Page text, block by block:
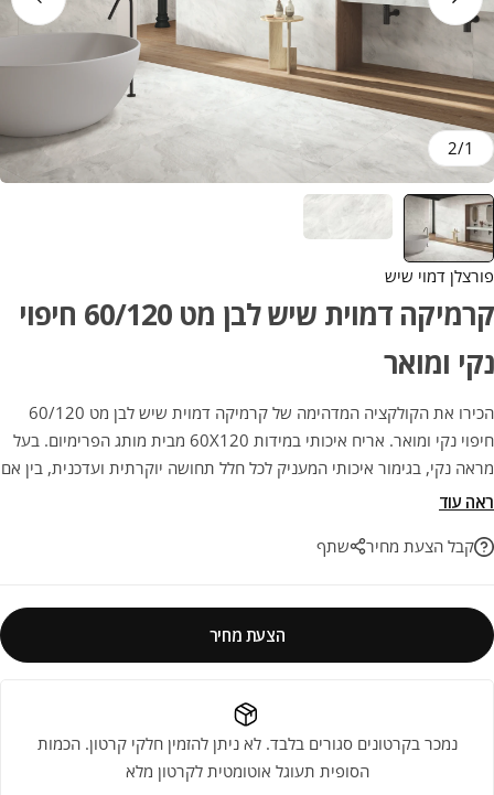
1
/
2
פורצלן דמוי שיש
קרמיקה דמוית שיש לבן מט 60/120 חיפוי
נקי ומואר
הכירו את הקולקציה המדהימה של קרמיקה דמוית שיש לבן מט 60/120
חיפוי נקי ומואר. אריח איכותי במידות 60X120 מבית מותג הפרימיום. בעל
מראה נקי, בגימור איכותי המעניק לכל חלל תחושה יוקרתית ועדכנית, בין אם
לחיפוי או לריצוף מודרני. השילוב האידיאלי בין אסתטיקה ועמידות, לשדרוג
ראה עוד
קבל הצעת מחיר
שתף
הצעת מחיר
נמכר בקרטונים סגורים בלבד. לא ניתן להזמין חלקי קרטון. הכמות
הסופית תעוגל אוטומטית לקרטון מלא